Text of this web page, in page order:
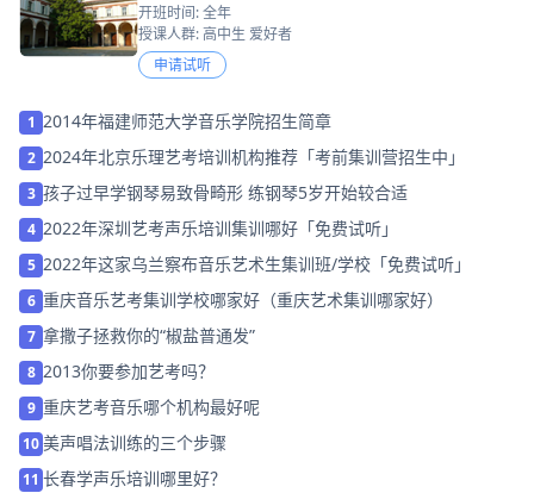
开班时间: 全年
授课人群: 高中生 爱好者
申请试听
1 2014年福建师范大学音乐学院招生简章
2 2024年北京乐理艺考培训机构推荐「考前集训营招生中」
3 孩子过早学钢琴易致骨畸形 练钢琴5岁开始较合适
4 2022年深圳艺考声乐培训集训哪好「免费试听」
5 2022年这家乌兰察布音乐艺术生集训班/学校「免费试听」
6 重庆音乐艺考集训学校哪家好（重庆艺术集训哪家好）
7 拿撒子拯救你的“椒盐普通发”
8 2013你要参加艺考吗？
9 重庆艺考音乐哪个机构最好呢
10美声唱法训练的三个步骤
11 长春学声乐培训哪里好？